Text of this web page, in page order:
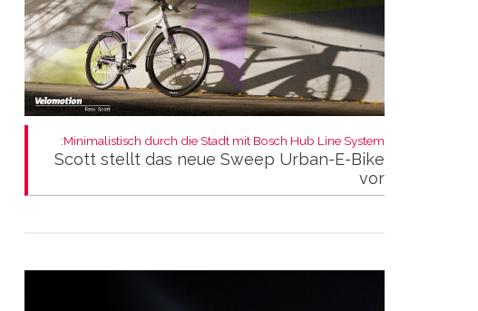
Minimalistisch durch die Stadt mit Bosch Hub Line System:
Scott stellt das neue Sweep Urban-E-Bike
vor